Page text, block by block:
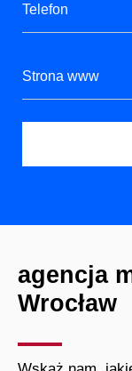
agencja
Wrocław